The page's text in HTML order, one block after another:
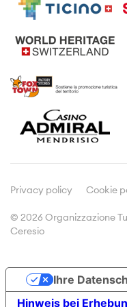
Geführte Ausflüge
Wein und Gastronomie
Weinbau
Doc&Stats
Statistiken
Privacy policy Cookie
© 2026 Organizzazione
Ceresio
Hinweis bei
Ihre